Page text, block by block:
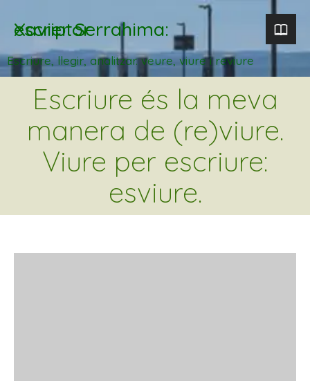
Xavier Serrahima: escriptor
Escriure, llegir, analitzar. veure, viure i reviure
Escriure és la meva
manera de (re)viure.
Viure per escriure:
esviure.